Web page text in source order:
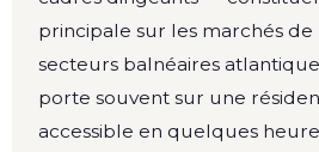
principale sur les marchés
secteurs balnéaires
porte souvent sur une
accessible en quelques